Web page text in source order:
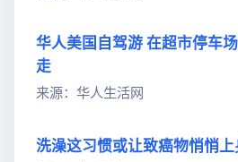
华人美国自驾游 在超市停车
走
来源：华人生活网
洗澡这习惯或让致癌物悄悄上